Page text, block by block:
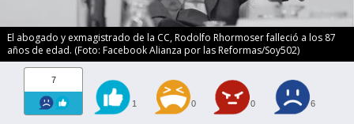
El abogado y exmagistrado de la CC, Rodolfo Rhormoser falleció a los 87
años de edad. (Foto: Facebook Alianza por las Reformas/Soy502)
7
1 0 0 6